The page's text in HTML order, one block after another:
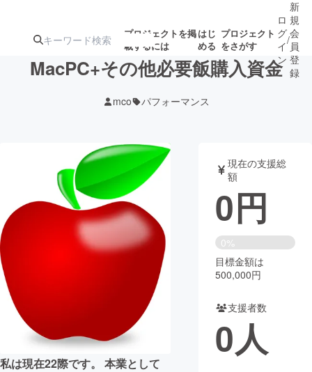
プロジェクトを掲
載するには
はじ
める
プロジェクト
をさがす
アート・写真
テクノロジー・ガジェット ゲーム・サ
書籍・雑誌
チャレンジ
まちづくり・地域活性化
ロ
グ
イ
ン
/
新
規
会
員
登
録
MacPC+その他必要飯購入資金
mco パフォーマンス
私は現在22際です。 本業として
現在の支援総
額
0円
0%
目標金額は
500,000円
支援者数
0人